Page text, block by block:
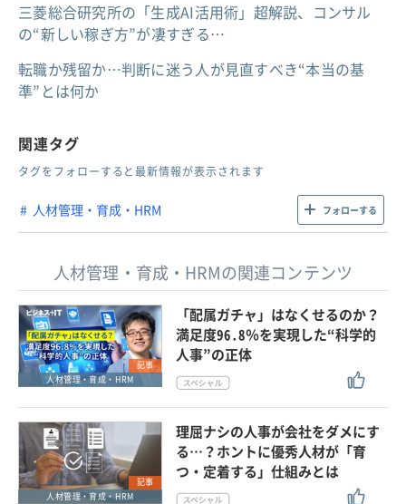
三菱総合研究所の「生成AI活用術」超解説、コンサル
の“新しい稼ぎ方”が凄すぎる…
転職か残留か…判断に迷う人が見直すべき“本当の基
準”とは何か
関連タグ
タグをフォローすると最新情報が表示されます
人材管理・育成・HRM フォローする
人材管理・育成・HRMの関連コンテンツ
記事
人材管理・育成・HRM
「配属ガチャ」はなくせるのか？
満足度96.8％を実現した“科学的
人事”の正体
記事
人材管理・育成・HRM
理屈ナシの人事が会社をダメにす
る…？ホントに優秀人材が「育
つ・定着する」仕組みとは